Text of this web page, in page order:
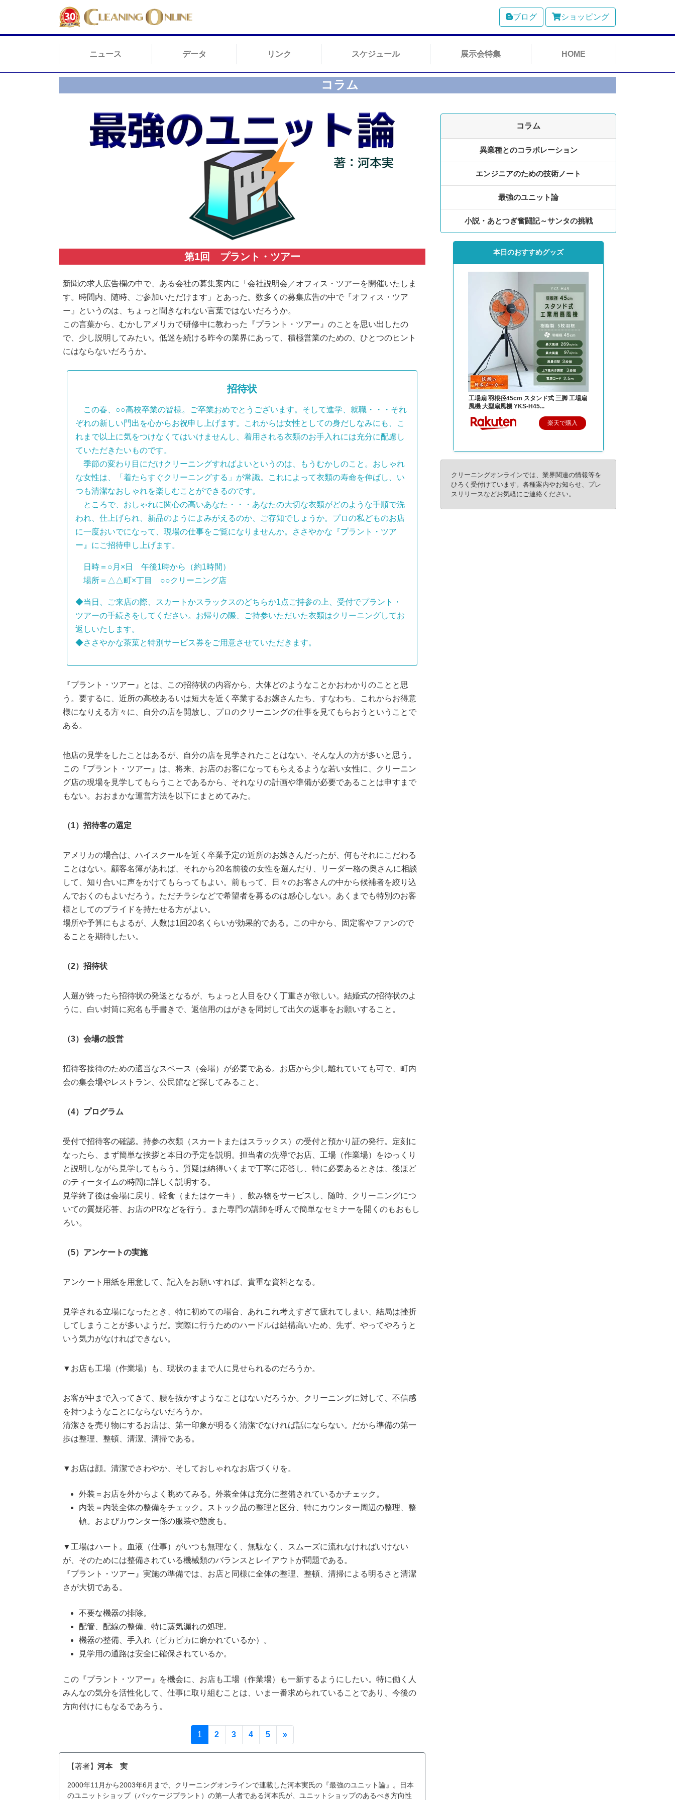
ブログ ショッピング
ニュース データ リンク スケジュール 展示会特集 HOME
コラム
第1回 プラント・ツアー
新聞の求人広告欄の中で、ある会社の募集案内に「会社説明会／オフィス・ツアーを開催いたしま
す。時間内、随時、ご参加いただけます」とあった。数多くの募集広告の中で『オフィス・ツア
ー』というのは、ちょっと聞きなれない言葉ではないだろうか。
この言葉から、むかしアメリカで研修中に教わった『プラント・ツアー』のことを思い出したの
で、少し説明してみたい。低迷を続ける昨今の業界にあって、積極営業のための、ひとつのヒント
にはならないだろうか。
招待状
この春、○○高校卒業の皆様。ご卒業おめでとうございます。そして進学、就職・・・それ
ぞれの新しい門出を心からお祝申し上げます。これからは女性としての身だしなみにも、こ
れまで以上に気をつけなくてはいけませんし、着用される衣類のお手入れには充分に配慮し
ていただきたいものです。
季節の変わり目にだけクリーニングすればよいというのは、もうむかしのこと。おしゃれ
な女性は、「着たらすぐクリーニングする」が常識。これによって衣類の寿命を伸ばし、い
つも清潔なおしゃれを楽しむことができるのです。
ところで、おしゃれに関心の高いあなた・・・あなたの大切な衣類がどのような手順で洗
われ、仕上げられ、新品のようによみがえるのか、ご存知でしょうか。プロの私どものお店
に一度おいでになって、現場の仕事をご覧になりませんか。ささやかな『プラント・ツア
ー』にご招待申し上げます。
日時＝○月×日 午後1時から（約1時間）
場所＝△△町×丁目 ○○クリーニング店
◆当日、ご来店の際、スカートかスラックスのどちらか1点ご持参の上、受付でプラント・
ツアーの手続きをしてください。お帰りの際、ご持参いただいた衣類はクリーニングしてお
返しいたします。
◆ささやかな茶菓と特別サービス券をご用意させていただきます。
『プラント・ツアー』とは、この招待状の内容から、大体どのようなことかおわかりのことと思
う。要するに、近所の高校あるいは短大を近く卒業するお嬢さんたち、すなわち、これからお得意
様になりえる方々に、自分の店を開放し、プロのクリーニングの仕事を見てもらおうということで
ある。
他店の見学をしたことはあるが、自分の店を見学されたことはない、そんな人の方が多いと思う。
この『プラント・ツアー』は、将来、お店のお客になってもらえるような若い女性に、クリーニン
グ店の現場を見学してもらうことであるから、それなりの計画や準備が必要であることは申すまで
もない。おおまかな運営方法を以下にまとめてみた。
（1）招待客の選定
アメリカの場合は、ハイスクールを近く卒業予定の近所のお嬢さんだったが、何もそれにこだわる
ことはない。顧客名簿があれば、それから20名前後の女性を選んだり、リーダー格の奥さんに相談
して、知り合いに声をかけてもらってもよい。前もって、日々のお客さんの中から候補者を絞り込
んでおくのもよいだろう。ただチラシなどで希望者を募るのは感心しない。あくまでも特別のお客
様としてのプライドを持たせる方がよい。
場所や予算にもよるが、人数は1回20名くらいが効果的である。この中から、固定客やファンので
ることを期待したい。
（2）招待状
人選が終ったら招待状の発送となるが、ちょっと人目をひく丁重さが欲しい。結婚式の招待状のよ
うに、白い封筒に宛名も手書きで、返信用のはがきを同封して出欠の返事をお願いすること。
（3）会場の設営
招待客接待のための適当なスペース（会場）が必要である。お店から少し離れていても可で、町内
会の集会場やレストラン、公民館など探してみること。
（4）プログラム
受付で招待客の確認。持参の衣類（スカートまたはスラックス）の受付と預かり証の発行。定刻に
なったら、まず簡単な挨拶と本日の予定を説明。担当者の先導でお店、工場（作業場）をゆっくり
と説明しながら見学してもらう。質疑は納得いくまで丁寧に応答し、特に必要あるときは、後ほど
のティータイムの時間に詳しく説明する。
見学終了後は会場に戻り、軽食（またはケーキ）、飲み物をサービスし、随時、クリーニングにつ
いての質疑応答、お店のPRなどを行う。また専門の講師を呼んで簡単なセミナーを開くのもおもし
ろい。
（5）アンケートの実施
アンケート用紙を用意して、記入をお願いすれば、貴重な資料となる。
見学される立場になったとき、特に初めての場合、あれこれ考えすぎて疲れてしまい、結局は挫折
してしまうことが多いようだ。実際に行うためのハードルは結構高いため、先ず、やってやろうと
いう気力がなければできない。
▼お店も工場（作業場）も、現状のままで人に見せられるのだろうか。
お客が中まで入ってきて、腰を抜かすようなことはないだろうか。クリーニングに対して、不信感
を持つようなことにならないだろうか。
清潔さを売り物にするお店は、第一印象が明るく清潔でなければ話にならない。だから準備の第一
歩は整理、整頓、清潔、清掃である。
▼お店は顔。清潔でさわやか、そしておしゃれなお店づくりを。
外装＝お店を外からよく眺めてみる。外装全体は充分に整備されているかチェック。
内装＝内装全体の整備をチェック。ストック品の整理と区分、特にカウンター周辺の整理、整
頓。およびカウンター係の服装や態度も。
▼工場はハート。血液（仕事）がいつも無理なく、無駄なく、スムーズに流れなければいけない
が、そのためには整備されている機械類のバランスとレイアウトが問題である。
『プラント・ツアー』実施の準備では、お店と同様に全体の整理、整頓、清掃による明るさと清潔
さが大切である。
不要な機器の排除。
配管、配線の整備、特に蒸気漏れの処理。
機器の整備、手入れ（ピカピカに磨かれているか）。
見学用の通路は安全に確保されているか。
この『プラント・ツアー』を機会に、お店も工場（作業場）も一新するようにしたい。特に働く人
みんなの気分を活性化して、仕事に取り組むことは、いま一番求められていることであり、今後の
方向付けにもなるであろう。
1(current)
2 3 4 5 »Next
【著者】 河本 実
2000年11月から2003年6月まで、クリーニングオンラインで連載した河本実氏の『最強のユニット論』。日本
のユニットショップ（パッケージプラント）の第一人者である河本氏が、ユニットショップのあるべき方向性
コラム
異業種とのコラボレーション
エンジニアのための技術ノート
最強のユニット論
小説・あとつぎ奮闘記～サンタの挑戦
本日のおすすめグッズ
工場扇 羽根径45cm スタンド式 三脚 工場扇
風機 大型扇風機 YKS-H45...
楽天で購入
クリーニングオンラインでは、業界関連の情報等を
ひろく受付けています。各種案内やお知らせ、プレ
スリリースなどお気軽にご連絡ください。